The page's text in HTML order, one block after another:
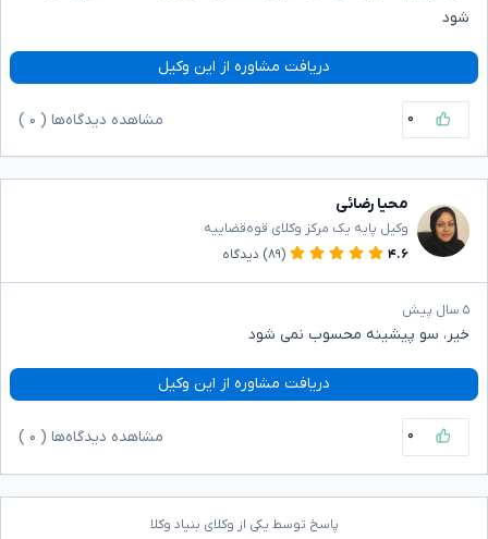
شود
دریافت مشاوره از این وکیل
۰ مشاهده دیدگاه‌ها ( ۰
محیا رضائی
وکیل پایه یک مرکز وکلای قوه‌قضاییه
۴.۶
(۸۹) دیدگاه
۵ سال پیش
خیر، سو پیشینه محسوب نمی شود
دریافت مشاوره از این وکیل
۰ مشاهده دیدگاه‌ها ( ۰
پاسخ توسط یکی از وکلای بنیاد وکلا